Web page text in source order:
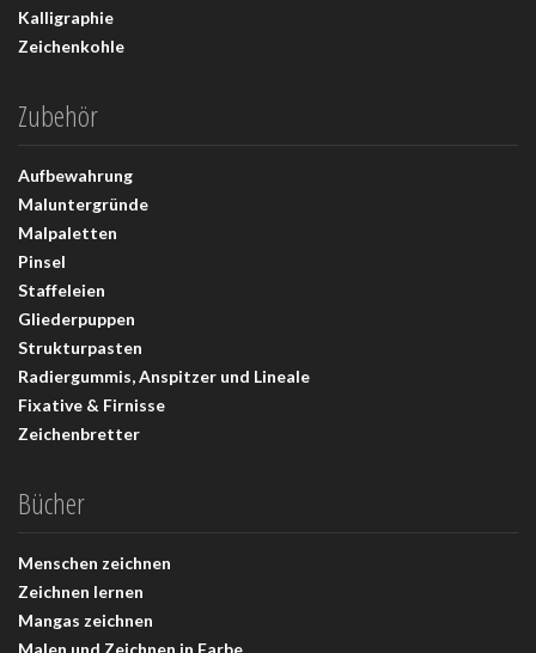
Kalligraphie
Zeichenkohle
Zubehör
Aufbewahrung
Maluntergründe
Malpaletten
Pinsel
Staffeleien
Gliederpuppen
Strukturpasten
Radiergummis, Anspitzer und Lineale
Fixative & Firnisse
Zeichenbretter
Bücher
Menschen zeichnen
Zeichnen lernen
Mangas zeichnen
Malen und Zeichnen in Farbe